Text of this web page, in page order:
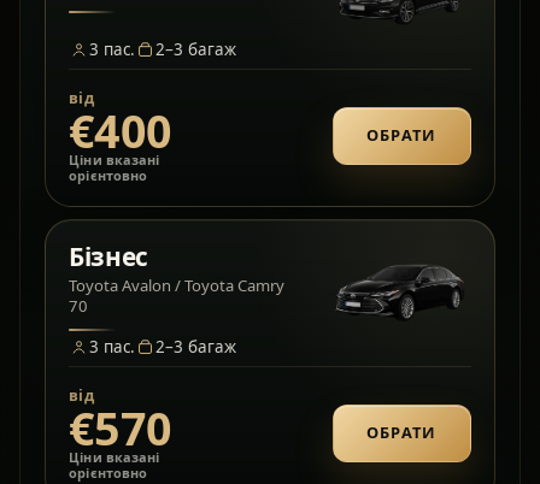
3 пас. 2–3 багаж
від
€400
Ціни вказані
орієнтовно
ОБРАТИ
Бізнес
Toyota Avalon / Toyota Camry
70
3 пас. 2–3 багаж
від
€570
Ціни вказані
орієнтовно
ОБРАТИ